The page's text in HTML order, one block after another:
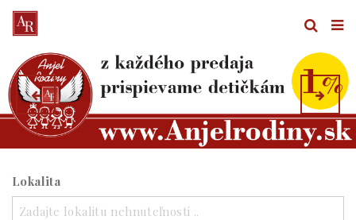
Lokalita
Zadajte lokalitu nehnuteľnosti ..